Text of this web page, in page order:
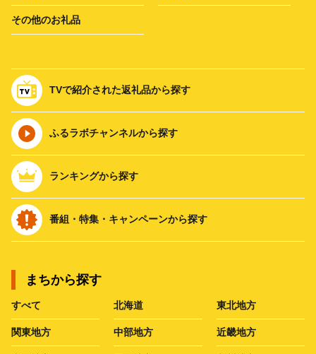
その他のお礼品
TVで紹介された返礼品から探す
ふるラボチャンネルから探す
ランキングから探す
番組・特集・キャンペーンから探す
まちから探す
すべて 北海道 東北地方
関東地方 中部地方 近畿地方